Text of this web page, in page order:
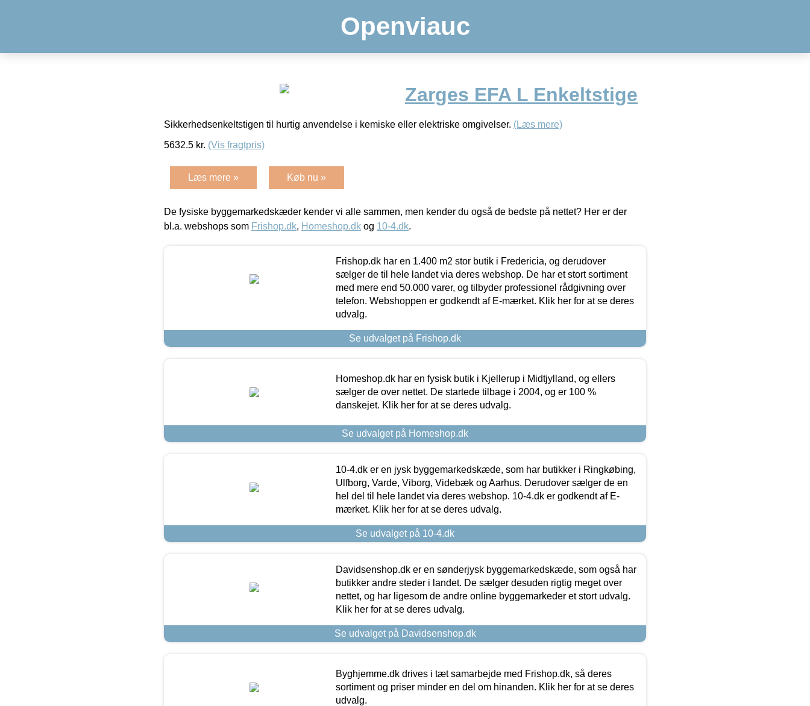
Openviauc
Zarges EFA L Enkeltstige
Sikkerhedsenkeltstigen til hurtig anvendelse i kemiske eller elektriske omgivelser. (Læs mere)
5632.5 kr. (Vis fragtpris)
Læs mere » Køb nu »
De fysiske byggemarkedskæder kender vi alle sammen, men kender du også de bedste på nettet? Her er der
bl.a. webshops som Frishop.dk, Homeshop.dk og 10-4.dk.
Frishop.dk har en 1.400 m2 stor butik i Fredericia, og derudover
sælger de til hele landet via deres webshop. De har et stort sortiment
med mere end 50.000 varer, og tilbyder professionel rådgivning over
telefon. Webshoppen er godkendt af E-mærket. Klik her for at se deres
udvalg.
Se udvalget på Frishop.dk
Homeshop.dk har en fysisk butik i Kjellerup i Midtjylland, og ellers
sælger de over nettet. De startede tilbage i 2004, og er 100 %
danskejet. Klik her for at se deres udvalg.
Se udvalget på Homeshop.dk
10-4.dk er en jysk byggemarkedskæde, som har butikker i Ringkøbing,
Ulfborg, Varde, Viborg, Videbæk og Aarhus. Derudover sælger de en
hel del til hele landet via deres webshop. 10-4.dk er godkendt af E-
mærket. Klik her for at se deres udvalg.
Se udvalget på 10-4.dk
Davidsenshop.dk er en sønderjysk byggemarkedskæde, som også har
butikker andre steder i landet. De sælger desuden rigtig meget over
nettet, og har ligesom de andre online byggemarkeder et stort udvalg.
Klik her for at se deres udvalg.
Se udvalget på Davidsenshop.dk
Byghjemme.dk drives i tæt samarbejde med Frishop.dk, så deres
sortiment og priser minder en del om hinanden. Klik her for at se deres
udvalg.